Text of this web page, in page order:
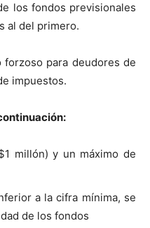
los fondos previsionales
al del primero.
para deudores de
impuestos.
millón) y un máximo de
a la cifra mínima, se
de los fondos